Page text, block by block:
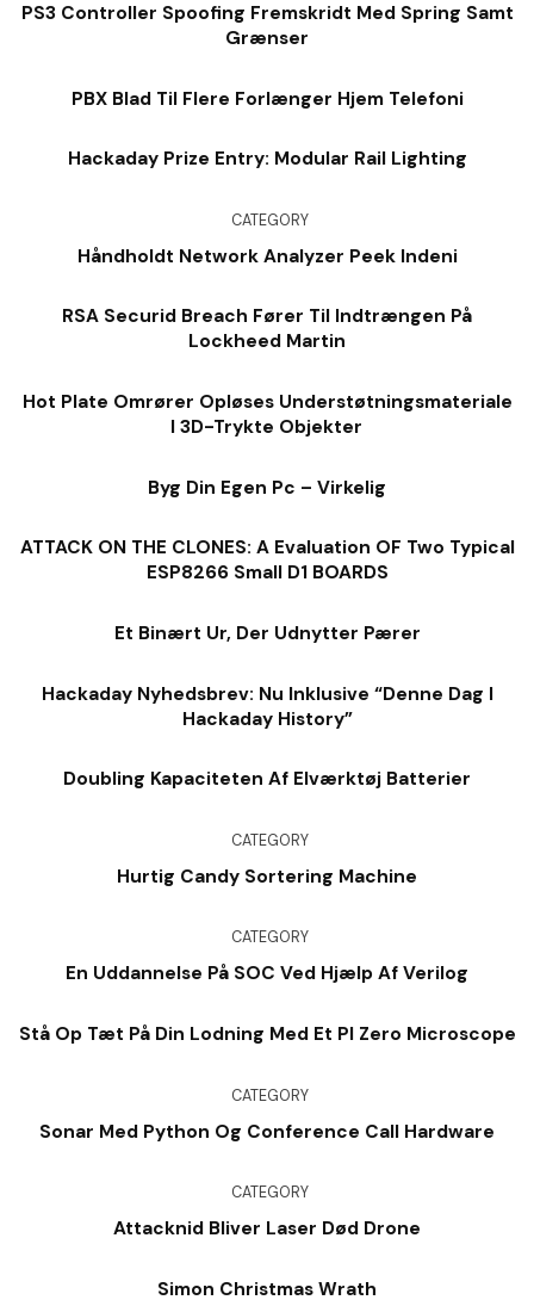
PS3 Controller Spoofing Fremskridt Med Spring Samt
Grænser
PBX Blad Til Flere Forlænger Hjem Telefoni
Hackaday Prize Entry: Modular Rail Lighting
CATEGORY
Håndholdt Network Analyzer Peek Indeni
RSA Securid Breach Fører Til Indtrængen På
Lockheed Martin
Hot Plate Omrører Opløses Understøtningsmateriale
I 3D-Trykte Objekter
Byg Din Egen Pc – Virkelig
ATTACK ON THE CLONES: A Evaluation OF Two Typical
ESP8266 Small D1 BOARDS
Et Binært Ur, Der Udnytter Pærer
Hackaday Nyhedsbrev: Nu Inklusive “denne Dag I
Hackaday History”
Doubling Kapaciteten Af ​​elværktøj Batterier
CATEGORY
Hurtig Candy Sortering Machine
CATEGORY
En Uddannelse På SOC Ved Hjælp Af Verilog
Stå Op Tæt På Din Lodning Med Et PI Zero Microscope
CATEGORY
Sonar Med Python Og Conference Call Hardware
CATEGORY
Attacknid Bliver Laser Død Drone
Simon Christmas Wrath